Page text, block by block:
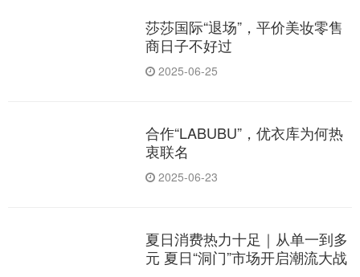
莎莎国际“退场”，平价美妆零售
商日子不好过
2025-06-25
合作“LABUBU”，优衣库为何热
衷联名
2025-06-23
夏日消费热力十足｜从单一到多
元 夏日“洞门”市场开启潮流大战